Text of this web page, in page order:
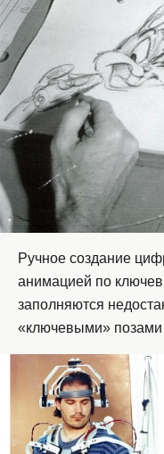
Ручное создание
анимацией по
заполняются
«ключевыми»